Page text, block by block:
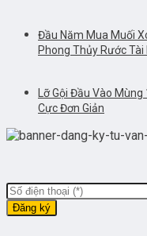
Đầu Năm Mua Muối
Phong Thủy Rước Tài
Lỡ Gội Đầu Vào Mùng
Cực Đơn Giản